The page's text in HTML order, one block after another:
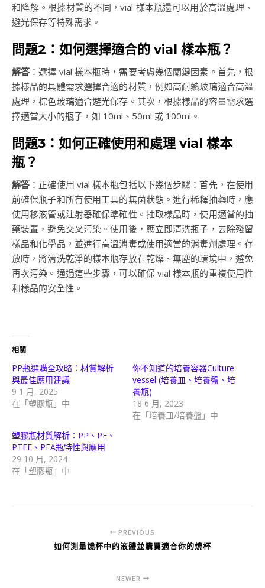
和降解。根據材質的不同，vial 樣本瓶還可以用於高溫處理、
避光保存等特殊需求。
問題2：如何選擇適合的 vial 樣本瓶？
解答 ：選擇 vial 樣本瓶時，需要考慮幾個關鍵因素。首先，根
據樣品的具體需求選擇合適的材質，例如高耐熱玻璃適合高溫
處理，棕色玻璃適合避光保存。其次，根據樣品的容量需求選
擇適當大小的瓶子，如 10ml、50ml 或 100ml。
問題3：如何正確使用和處理 vial 樣本
瓶？
解答 ：正確使用 vial 樣本瓶包括以下幾個步驟：首先，在使用
前確保瓶子和所有使用工具的無菌狀態。進行稀釋抽藥時，應
使用移液管或注射器確保準確性。抽取樣品時，使用適當的抽
藥裝置，避免交叉污染。使用後，應立即清洗瓶子，去除殘留
樣品和化學品，並進行高溫消毒或使用適當的消毒劑處理。存
放時，將清洗乾淨的樣本瓶存放在乾燥、無塵的環境中，避免
再次污染。通過這些步驟，可以確保 vial 樣本瓶的重複使用性
和樣品的安全性。
相關
PP瓶選購全攻略：材質解析
與最佳應用建議
9 1 月, 2025
在「塑膠瓶」中
你不知道的培養容器Culture
vessel (培養皿、培養盤、培
養瓶)
18 6 月, 2023
在「培養皿/培養盤」中
塑膠瓶材質解析：PP、PE、
PTFE、PFA瓶特性與應用
29 10 月, 2024
在「塑膠瓶」中
PREVIOUS
如何測量燒杯中的液體並購買適合你的燒杯
NEWER